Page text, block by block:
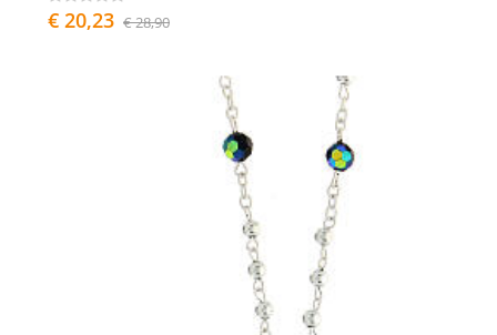
€ 20,23 € 28,90